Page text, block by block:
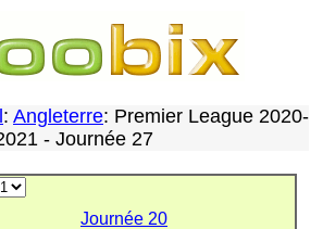
: Angleterre: Premier League 2020-
- Journée 27
Journée 20